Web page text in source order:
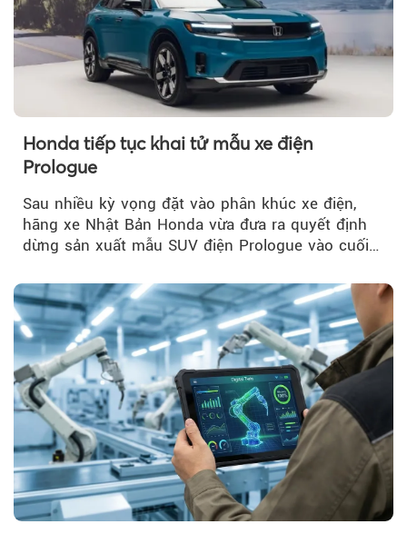
Honda tiếp tục khai tử mẫu xe điện
Prologue
Sau nhiều kỳ vọng đặt vào phân khúc xe điện,
hãng xe Nhật Bản Honda vừa đưa ra quyết định
dừng sản xuất mẫu SUV điện Prologue vào cuối